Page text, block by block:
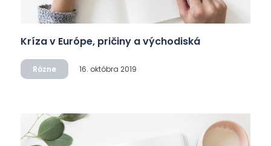
Kríza v Európe, pričiny a východiská
Rôzne 16. októbra 2019